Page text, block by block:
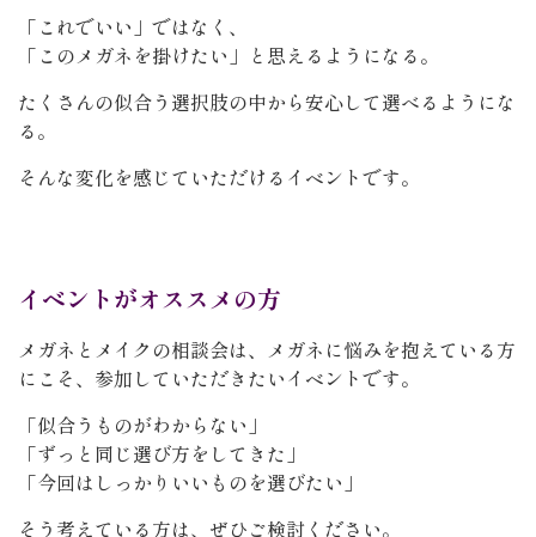
「これでいい」ではなく、
「このメガネを掛けたい」と思えるようになる。
たくさんの似合う選択肢の中から安心して選べるようにな
る。
そんな変化を感じていただけるイベントです。
イベントがオススメの方
メガネとメイクの相談会は、メガネに悩みを抱えている方
にこそ、参加していただきたいイベントです。
「似合うものがわからない」
「ずっと同じ選び方をしてきた」
「今回はしっかりいいものを選びたい」
そう考えている方は、ぜひご検討ください。